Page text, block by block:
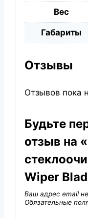
Вес
Габариты
Отзывы
Отзывов пока
Будьте
отзыв на
Wiper
Ваш адрес email
Обязательные